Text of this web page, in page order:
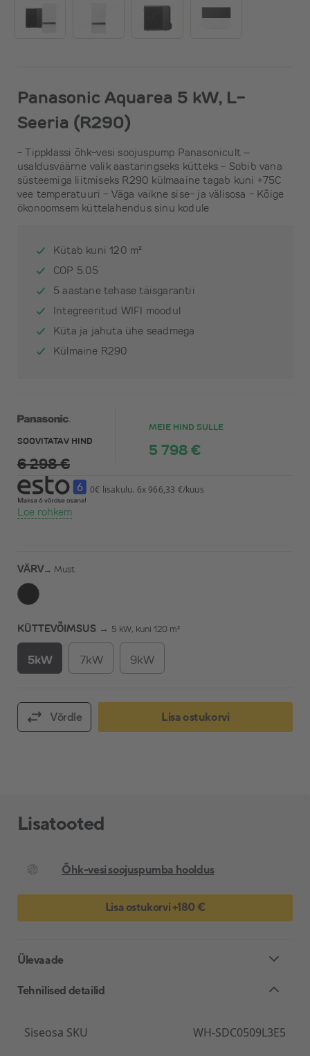
Panasonic Aquarea 5 kW, L-
Seeria (R290)
- Tippklassi õhk-vesi soojuspump Panasonicult –
usaldusväärne valik aastaringseks kütteks - Sobib vana
süsteemiga liitmiseks R290 külmaaine tagab kuni +75C
vee temperatuuri - Väga vaikne sise- ja välisosa - Kõige
ökonoomsem küttelahendus sinu kodule
Kütab kuni 120 m²
COP 5.05
5 aastane tehase täisgarantii
Integreeritud WIFI moodul
Küta ja jahuta ühe seadmega
Külmaine R290
SOOVITATAV HIND
6 298 €
MEIE HIND SULLE
5 798 €
0€ lisakulu. 6x 966,33 €/kuus
Loe rohkem
VÄRV→ Must
KÜTTEVÕIMSUS → 5 kW, kuni 120 m²
5kW 7kW 9kW
Võrdle Lisa ostukorvi
Lisatooted
Õhk-vesi soojuspumba hooldus
Lisa ostukorvi+180 €
Ülevaade
Esmaklassiline kokkuhoid kodu ja tarbevee küttel
Tehnilised detailid
Siseosa SKU WH-SDC0509L3E5